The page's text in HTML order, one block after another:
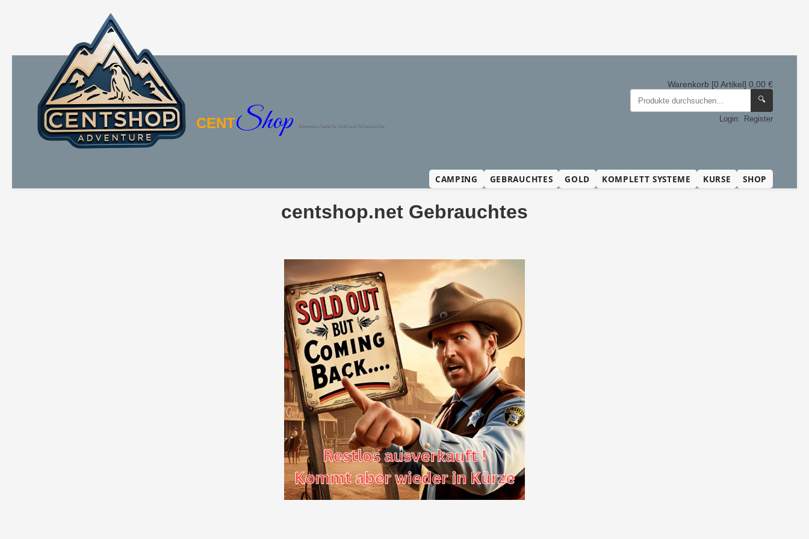
CENTShop Adventure Seite für Gold und Schatzsucher
Warenkorb [0 Artikel] 0,00 €
🔍
Login Register
CAMPING GEBRAUCHTES GOLD KOMPLETT SYSTEME KURSE SHOP
centshop.net Gebrauchtes